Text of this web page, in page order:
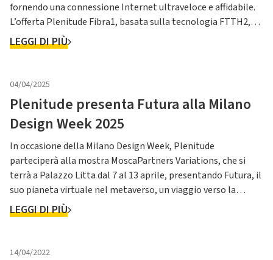
fornendo una connessione Internet ultraveloce e affidabile.
L’offerta Plenitude Fibra1, basata sulla tecnologia FTTH2,
consente di navigare fino a 2,5Gb/s in download e fino a
1Gb/s in upload e sarà disponibile nelle aree cope...
LEGGI DI PIÙ
04/04/2025
Plenitude presenta Futura alla Milano
Design Week 2025
In occasione della Milano Design Week, Plenitude
parteciperà alla mostra MoscaPartners Variations, che si
terrà a Palazzo Litta dal 7 al 13 aprile, presentando Futura, il
suo pianeta virtuale nel metaverso, un viaggio verso la
transizione energetica e nuove forme di energia. L’obiettivo
è quello di sensibilizzare il pubblico a pratiche maggiorme...
LEGGI DI PIÙ
14/04/2022